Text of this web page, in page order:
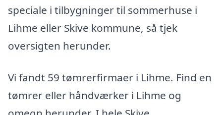
speciale i tilbygninger til sommerhuse i
Lihme eller Skive kommune, så tjek
oversigten herunder.
Vi fandt 59 tømrerfirmaer i Lihme. Find en
tømrer eller håndværker i Lihme og